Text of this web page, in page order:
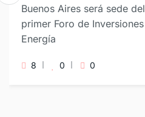
Buenos Aires será sede del
primer Foro de Inversiones
Energía
8 0 0